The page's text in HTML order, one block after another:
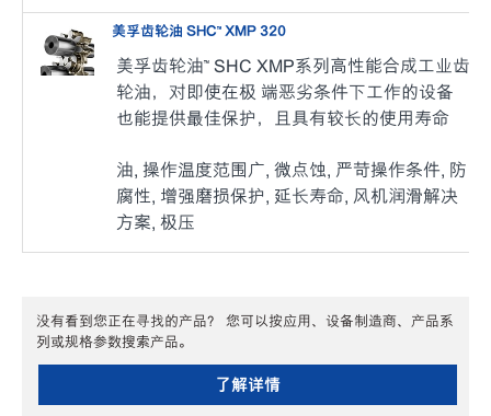
美孚齿轮油 SHC™ XMP 320
美孚齿轮油™ SHC XMP系列高性能合成工业齿
轮油，对即使在极 端恶劣条件下工作的设备
也能提供最佳保护，且具有较长的使用寿命
油, 操作温度范围广, 微点蚀, 严苛操作条件, 防
腐性, 增强磨损保护, 延长寿命, 风机润滑解决
方案, 极压
没有看到您正在寻找的产品？ 您可以按应用、设备制造商、产品系
列或规格参数搜索产品。
了解详情